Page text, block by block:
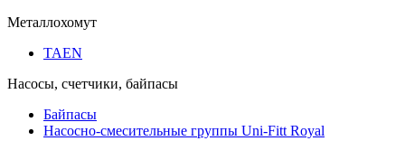
Металлохомут
TAEN
Насосы, счетчики, байпасы
Байпасы
Насосно-смесительные группы Uni-Fitt Royal